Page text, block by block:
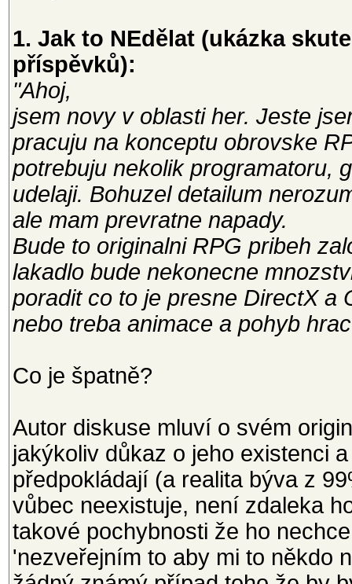
1. Jak to NEdělat (ukázka
příspěvků):
"Ahoj,
jsem novy v oblasti her. Jeste
pracuju na konceptu obrovske
potrebuju nekolik programatoru,
udelaji. Bohuzel detailum
ale mam prevratne napady.
Bude to originalni RPG pribeh
lakadlo bude nekonecne
poradit co to je presne DirectX a
nebo treba animace a pohyb
Co je špatně?
Autor diskuse mluví o svém
jakýkoliv důkaz o jeho existenci
předpokládají (a realita býva z
vůbec neexistuje, není zdaleka
takové pochybnosti že ho
'nezveřejním to aby mi to někdo